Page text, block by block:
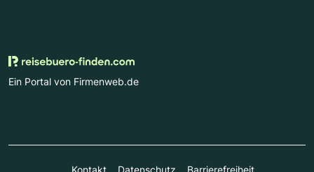
Ein Portal von Firmenweb.de
Kontakt Datenschutz Barrierefreiheit